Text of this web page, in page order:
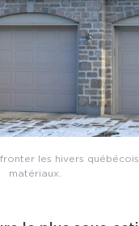
les hivers
matériaux.